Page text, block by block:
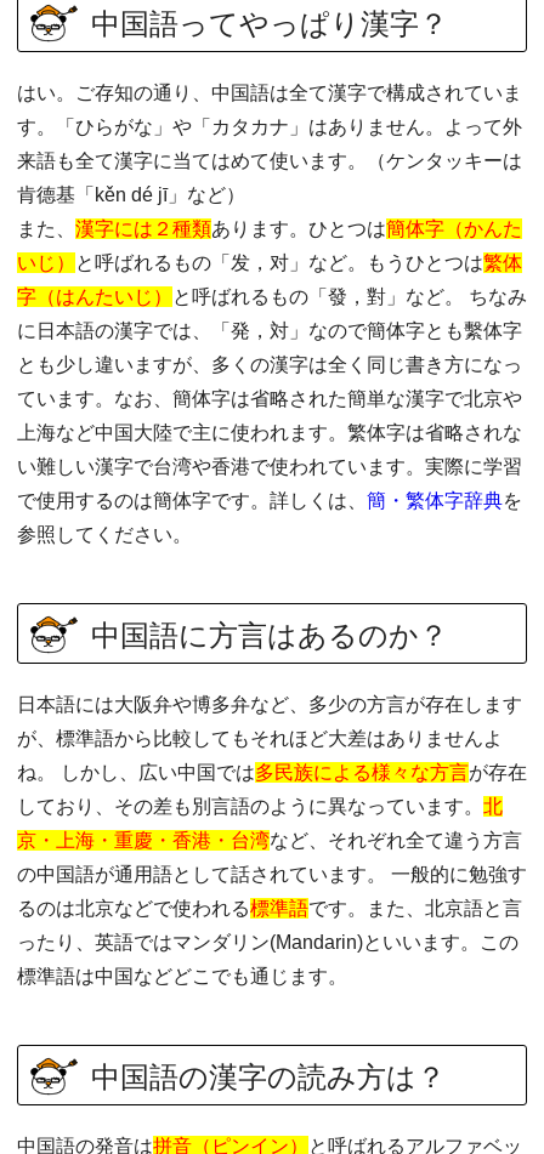
中国語ってやっぱり漢字？
はい。ご存知の通り、中国語は全て漢字で構成されていま
す。「ひらがな」や「カタカナ」はありません。よって外
来語も全て漢字に当てはめて使います。（ケンタッキーは
肯德基「kěn dé jī」など）
また、 漢字には２種類あります。ひとつは簡体字（かんた
いじ）
と呼ばれるもの「发，对」など。もうひとつは繁体
字（はんたいじ）
と呼ばれるもの「發，對」など。 ちなみ
に日本語の漢字では、「発，対」なので簡体字とも繫体字
とも少し違いますが、多くの漢字は全く同じ書き方になっ
ています。なお、簡体字は省略された簡単な漢字で北京や
上海など中国大陸で主に使われます。繁体字は省略されな
い難しい漢字で台湾や香港で使われています。実際に学習
で使用するのは簡体字です。詳しくは、 簡・繁体字辞典を
参照してください。
中国語に方言はあるのか？
日本語には大阪弁や博多弁など、多少の方言が存在します
が、標準語から比較してもそれほど大差はありませんよ
ね。 しかし、広い中国では多民族による様々な方言が存在
しており、その差も別言語のように異なっています。 北
京・上海・重慶・香港・台湾など、それぞれ全て違う方言
の中国語が通用語として話されています。 一般的に勉強す
るのは北京などで使われる標準語です。また、北京語と言
ったり、英語ではマンダリン(Mandarin)といいます。この
標準語は中国などどこでも通じます。
中国語の漢字の読み方は？
中国語の発音は拼音（ピンイン）
と呼ばれるアルファベッ